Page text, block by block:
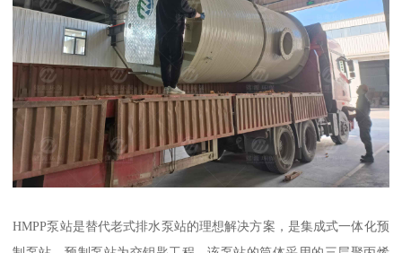
HMPP泵站是替代老式排水泵站的理想解决方案，是集成式一体化预